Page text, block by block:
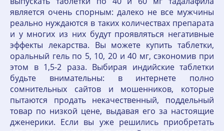
является очень спорным: далеко не все мужчины
реально нуждаются в таких количествах препарата
и у многих из них будут проявляться негативные
эффекты лекарства. Вы можете купить таблетки,
оральный гель по 5, 10, 20 и 40 мг, сэкономив при
этом в 1,5-2 раза. Выбирая индийские таблетки
будьте внимательны: в интернете полно
сомнительных сайтов и мошенников, которые
пытаются продать некачественный, поддельный
товар по низкой цене, выдавая его за настоящие
дженерики. Если вы уже решились приобретать